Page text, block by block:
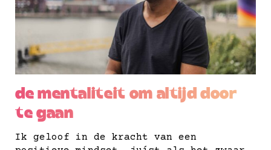
de mentaliteit om altijd door
te gaan
Ik geloof in de kracht van een